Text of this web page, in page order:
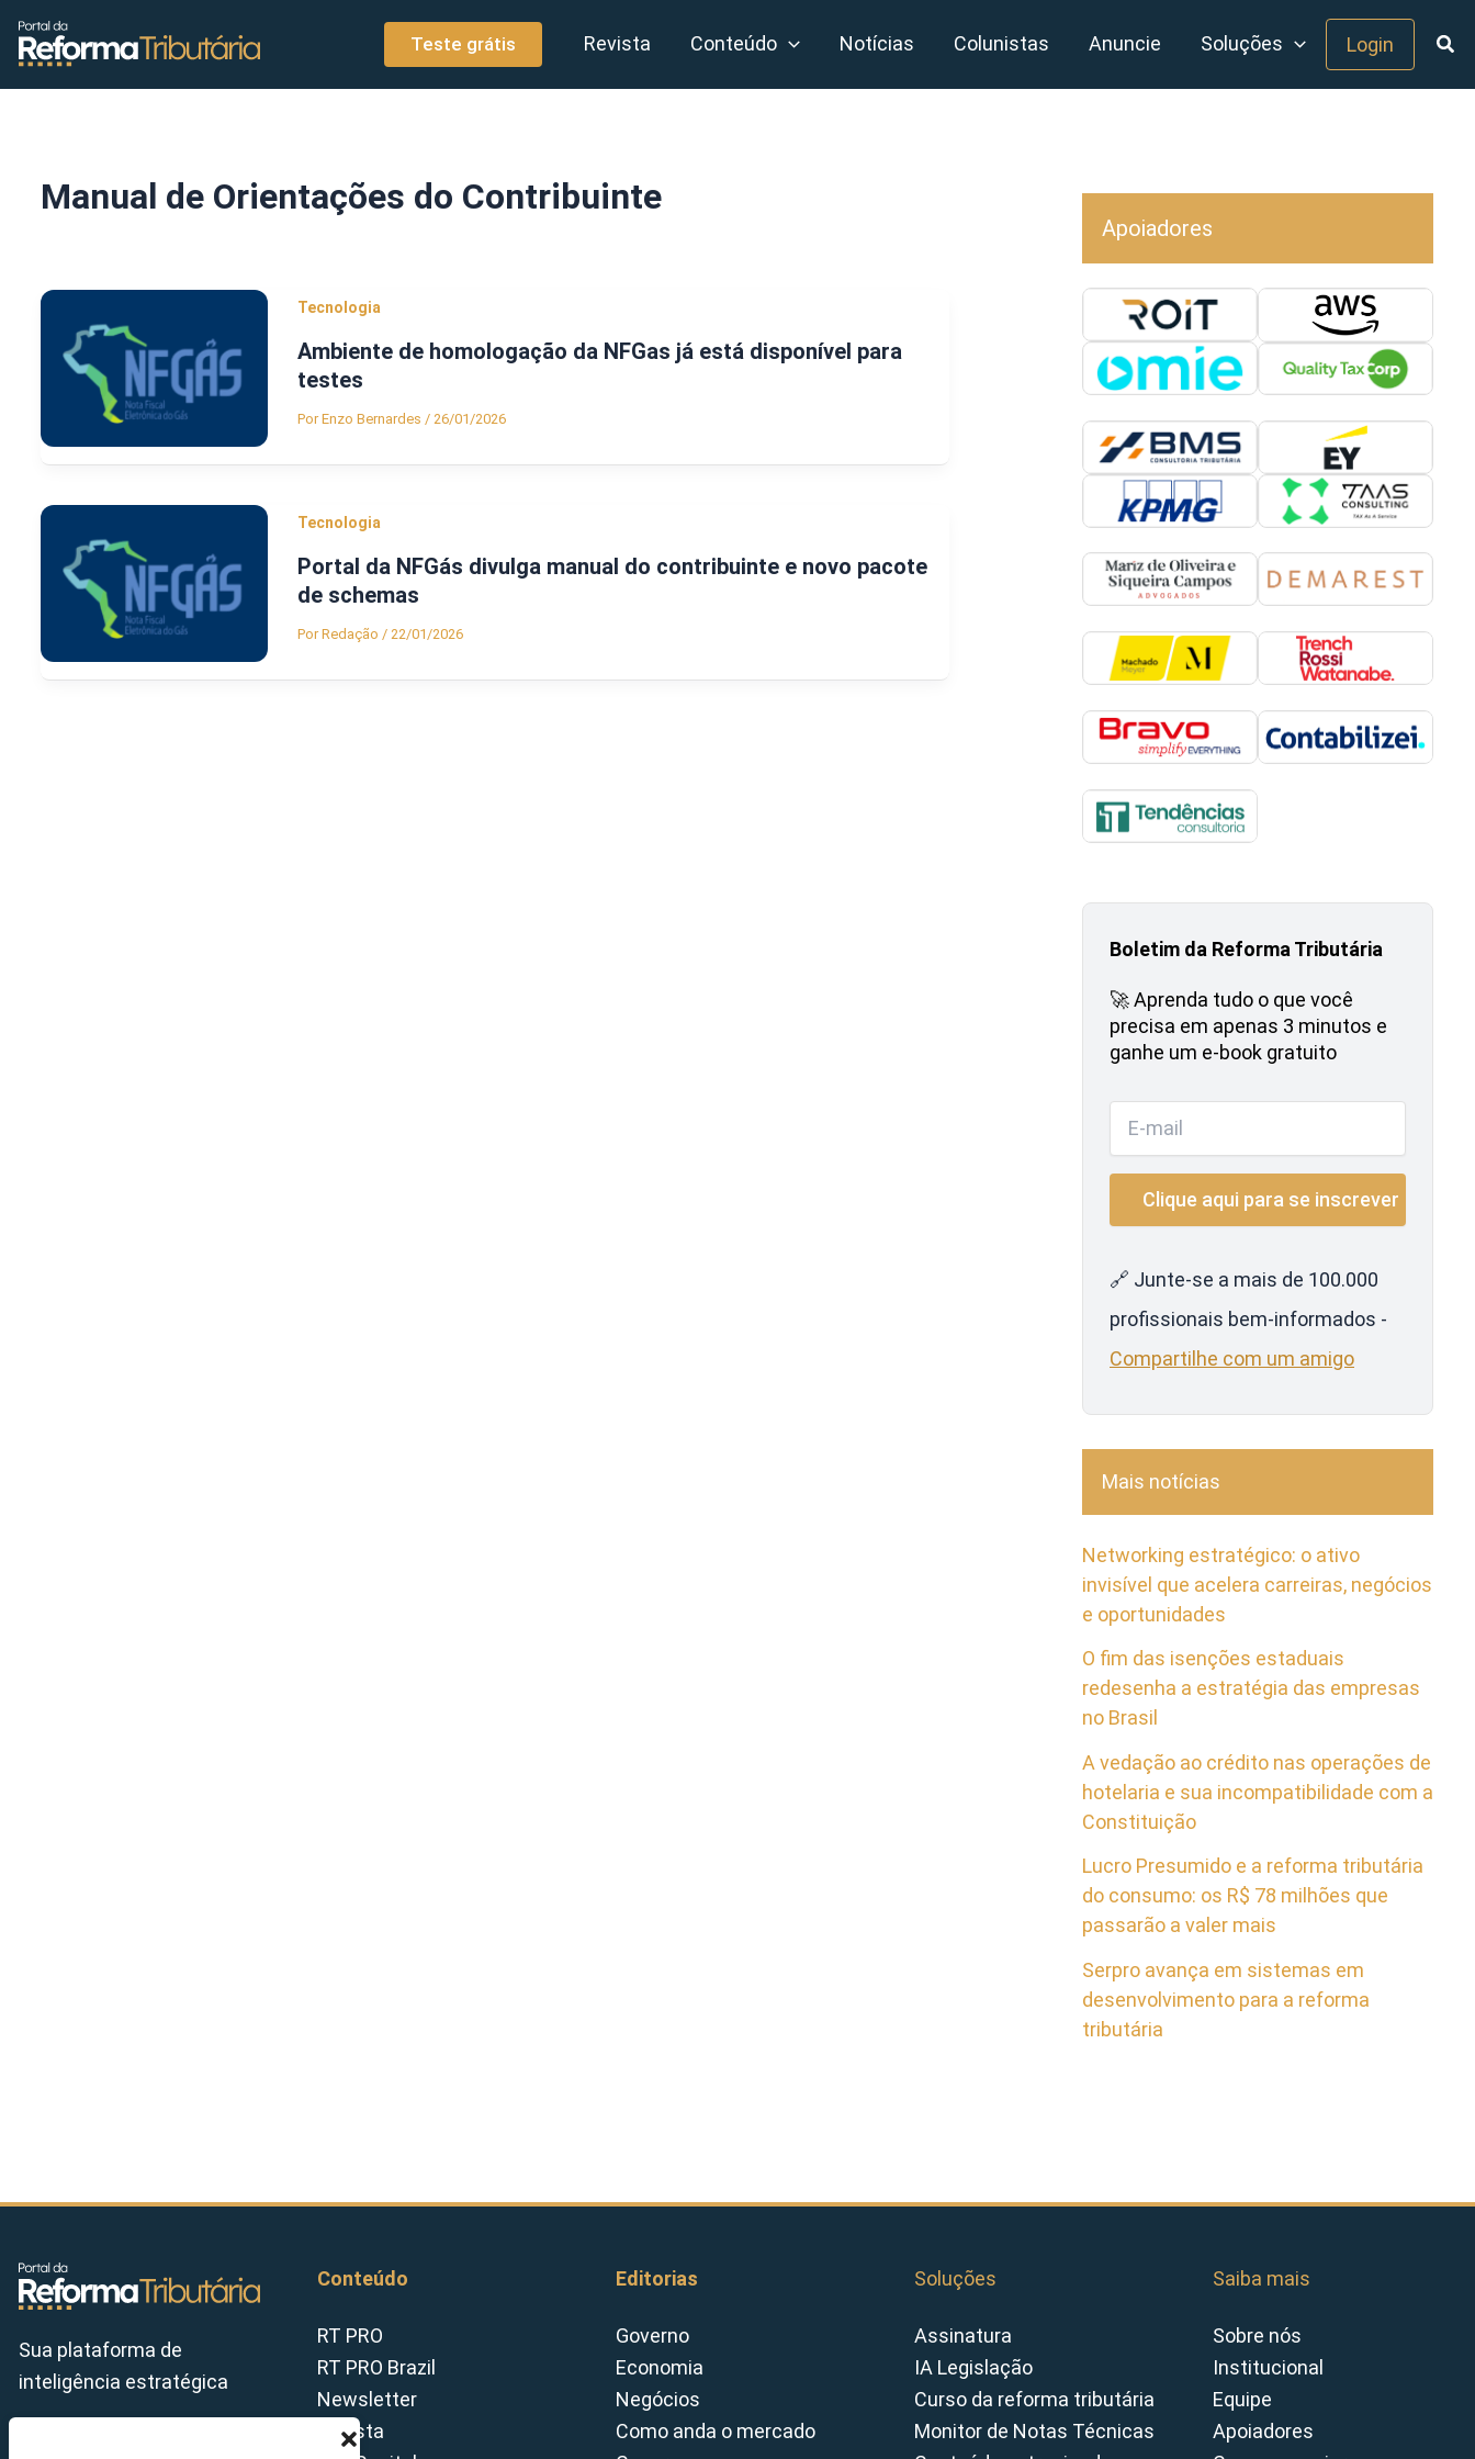
conteúdo
Teste grátis Revista Conteúdo Notícias Colunistas Anuncie Soluções Login
Manual de Orientações do Contribuinte
Tecnologia
Ambiente de homologação da NFGas já está disponível para
testes
PorEnzo Bernardes / 26/01/2026
Tecnologia
Portal da NFGás divulga manual do contribuinte e novo pacote
de schemas
PorRedação / 22/01/2026
Apoiadores
Boletim da Reforma Tributária
🚀 Aprenda tudo o que você
precisa em apenas 3 minutos e
ganhe um e-book gratuito
🔗 Junte-se a mais de 100.000
profissionais bem-informados -
Compartilhe com um amigo
Mais notícias
Networking estratégico: o ativo
invisível que acelera carreiras, negócios
e oportunidades
O fim das isenções estaduais
redesenha a estratégia das empresas
no Brasil
A vedação ao crédito nas operações de
hotelaria e sua incompatibilidade com a
Constituição
Lucro Presumido e a reforma tributária
do consumo: os R$ 78 milhões que
passarão a valer mais
Serpro avança em sistemas em
desenvolvimento para a reforma
tributária
Sua plataforma de
inteligência estratégica
Conteúdo
RT PRO
RT PRO Brazil
Newsletter
Revista
Editorias
Governo
Economia
Negócios
Como anda o mercado
Soluções
Assinatura
IA Legislação
Curso da reforma tributária
Monitor de Notas Técnicas
Saiba mais
Sobre nós
Institucional
Equipe
Apoiadores